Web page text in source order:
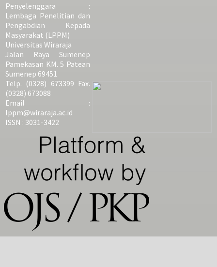
Penyelenggara :
Lembaga Penelitian dan
Pengabdian Kepada
Masyarakat (LPPM)
Universitas Wiraraja
Jalan Raya Sumenep
Pamekasan KM. 5 Patean
Sumenep 69451
Telp. (0328) 673399 Fax.
(0328) 673088
Email :
lppm@wiraraja.ac.id
ISSN : 3031-3422